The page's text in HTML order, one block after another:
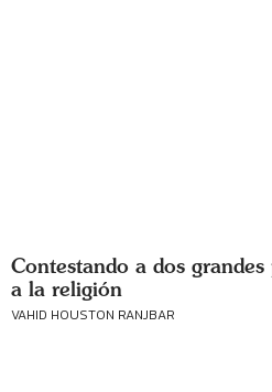
Contestando a dos
a la religión
VAHID HOUSTON RANJBAR